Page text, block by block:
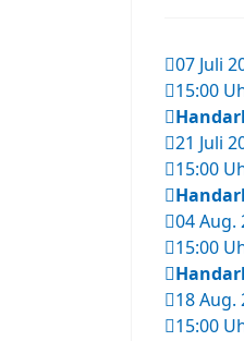
07 Juli
15:00
21 Juli
15:00
04 Aug.
15:00
18 Aug.
15:00